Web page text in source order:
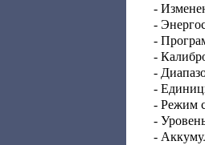
-
-
-
-
-
-
- Режим
-
-